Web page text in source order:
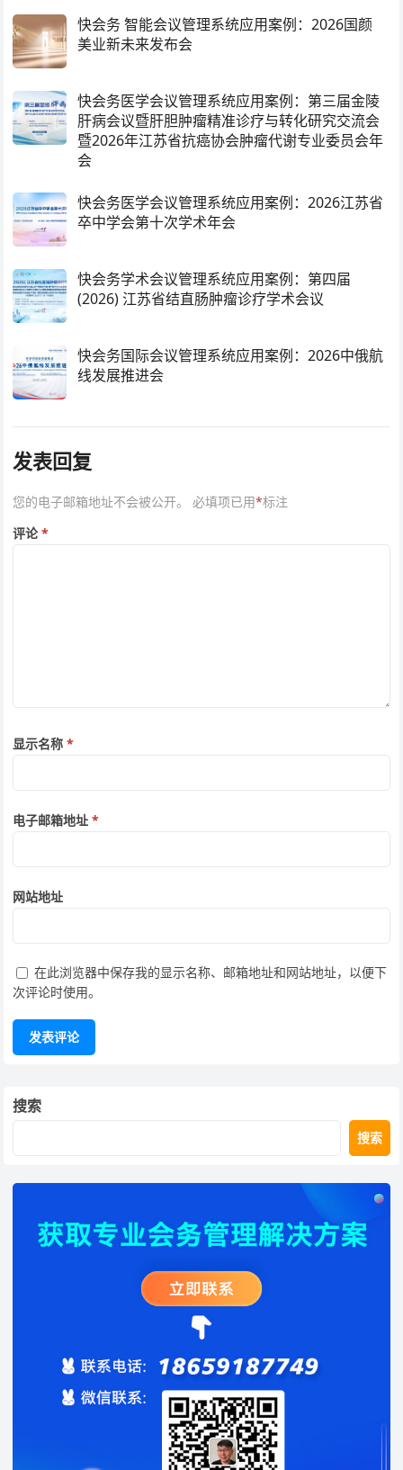
快会务 智能会议管理系统应用案例：2026国颜
美业新未来发布会
快会务医学会议管理系统应用案例：第三届金陵
肝病会议暨肝胆肿瘤精准诊疗与转化研究交流会
暨2026年江苏省抗癌协会肿瘤代谢专业委员会年
会
快会务医学会议管理系统应用案例：2026江苏省
卒中学会第十次学术年会
快会务学术会议管理系统应用案例：第四届
(2026) 江苏省结直肠肿瘤诊疗学术会议
快会务国际会议管理系统应用案例：2026中俄航
线发展推进会
发表回复
您的电子邮箱地址不会被公开。 必填项已用*标注
评论*
显示名称*
电子邮箱地址*
网站地址
在此浏览器中保存我的显示名称、邮箱地址和网站地址，以便下
次评论时使用。
搜索
搜索